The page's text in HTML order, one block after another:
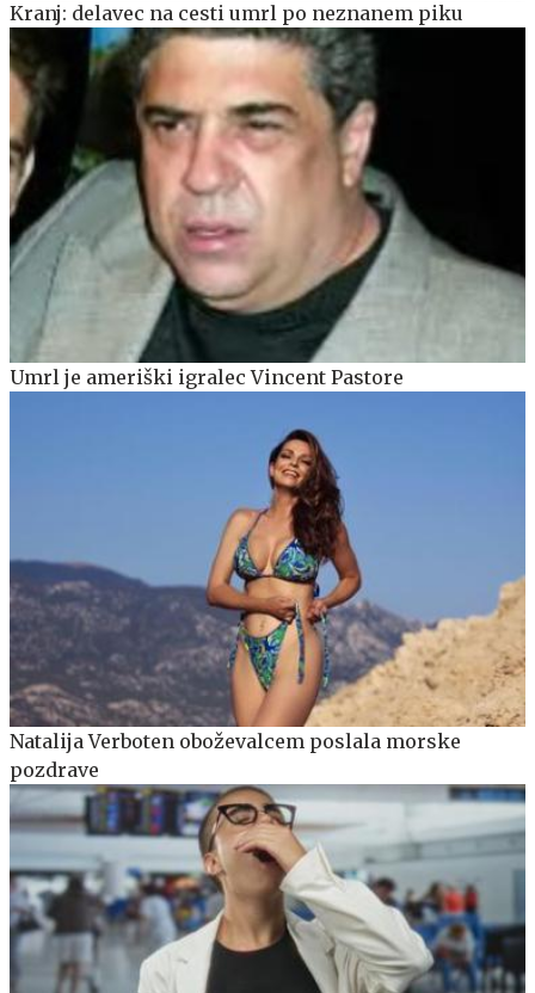
Kranj: delavec na cesti umrl po neznanem piku
Umrl je ameriški igralec Vincent Pastore
Natalija Verboten oboževalcem poslala morske
pozdrave